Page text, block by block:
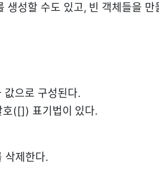
생성할 수도 있고, 빈 객체들을 만
값으로 구성된다.
호([]) 표기법이 있다.
삭제한다.